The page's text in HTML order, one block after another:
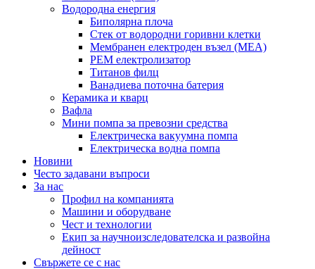
Водородна енергия
Биполярна плоча
Стек от водородни горивни клетки
Мембранен електроден възел (MEA)
PEM електролизатор
Титанов филц
Ванадиева поточна батерия
Керамика и кварц
Вафла
Мини помпа за превозни средства
Електрическа вакуумна помпа
Електрическа водна помпа
Новини
Често задавани въпроси
За нас
Профил на компанията
Машини и оборудване
Чест и технологии
Екип за научноизследователска и развойна
дейност
Свържете се с нас